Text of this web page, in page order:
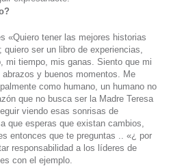
«Quiero tener las mejores historias
ser un libro de experiencias,
mi tiempo, mis ganas. Siento que mi
y buenos momentos. Me
como humano, un humano no
que no busca ser la Madre Teresa
viendo esas sonrisas de
que esperas que existan cambios,
entonces que te preguntas .. «¿ por
responsabilidad a los líderes de
con el ejemplo.